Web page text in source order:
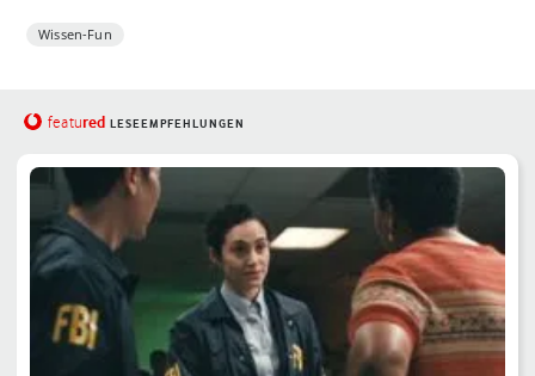
Wissen-Fun
featured LESEEMPFEHLUNGEN